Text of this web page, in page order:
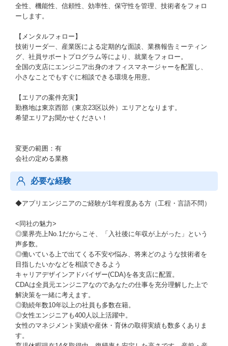
全性、機能性、信頼性、効率性、保守性を管理、技術者をフォロ
ーします。
【メンタルフォロー】
技術リーダ一、産業医による定期的な面談、業務報告ミーティン
グ、社員サポートプログラム等により、就業をフォロー。
全国の支店にエンジニア出身のオフィスマネージャーを配置し、
小さなことでもすぐに相談できる環境を用意。
【エリアの案件充実】
勤務地は東京西部（東京23区以外）エリアとなります。
希望エリアお聞かせください！
変更の範囲：有
会社の定める業務
必要な経験
◆アプリエンジニアのご経験が1年程度ある方（工程・言語不問）
<同社の魅力>
◎業界売上No.1だからこそ、「入社後に年収が上がった」という
声多数。
◎働いている上で出てくる不安や悩み、将来どのような技術者を
目指したいかなどを相談できるよう
キャリアデザインアドバイザー(CDA)を各支店に配置。
CDAは全員元エンジニアなのであなたの仕事を充分理解した上で
解決策を一緒に考えます。
◎勤続年数10年以上の社員も多数在籍。
◎女性エンジニアも400人以上活躍中。
女性のマネジメント実績や産休・育休の取得実績も数多くありま
す。